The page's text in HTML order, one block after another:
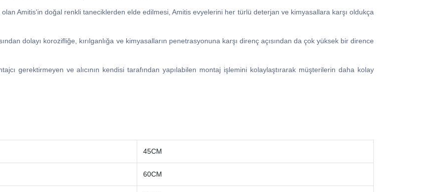
Amitis'in doğal renkli taneciklerden elde edilmesi, Amitis evyelerini her türlü deterjan ve kimyasallara karşı oldukça
dolayı korozifliğe, kırılganlığa ve kimyasalların penetrasyonuna karşı direnç açısından da çok yüksek bir dirence
gerektirmeyen ve alıcının kendisi tarafından yapılabilen montaj işlemini kolaylaştırarak müşterilerin daha kolay
45CM
60CM